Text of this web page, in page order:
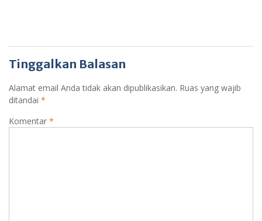
Tinggalkan Balasan
Alamat email Anda tidak akan dipublikasikan. Ruas yang wajib
ditandai *
Komentar *